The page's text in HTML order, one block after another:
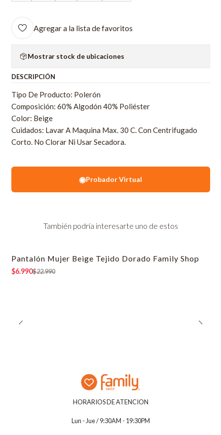
Agregar a la lista de favoritos
Mostrar stock de ubicaciones
DESCRIPCIÓN
Tipo De Producto: Polerón
Composición: 60% Algodón 40% Poliéster
Color: Beige
Cuidados: Lavar A Maquina Max. 30 C. Con Centrifugado
Corto. No Clorar Ni Usar Secadora.
◉Probador Virtual
También podría interesarte uno de estos
-70% OFF
Pantalón Mujer Beige Tejido Dorado Family Shop
$6.990$22.990
HORARIOS DE ATENCION
Lun - Jue / 9:30AM - 19:30PM